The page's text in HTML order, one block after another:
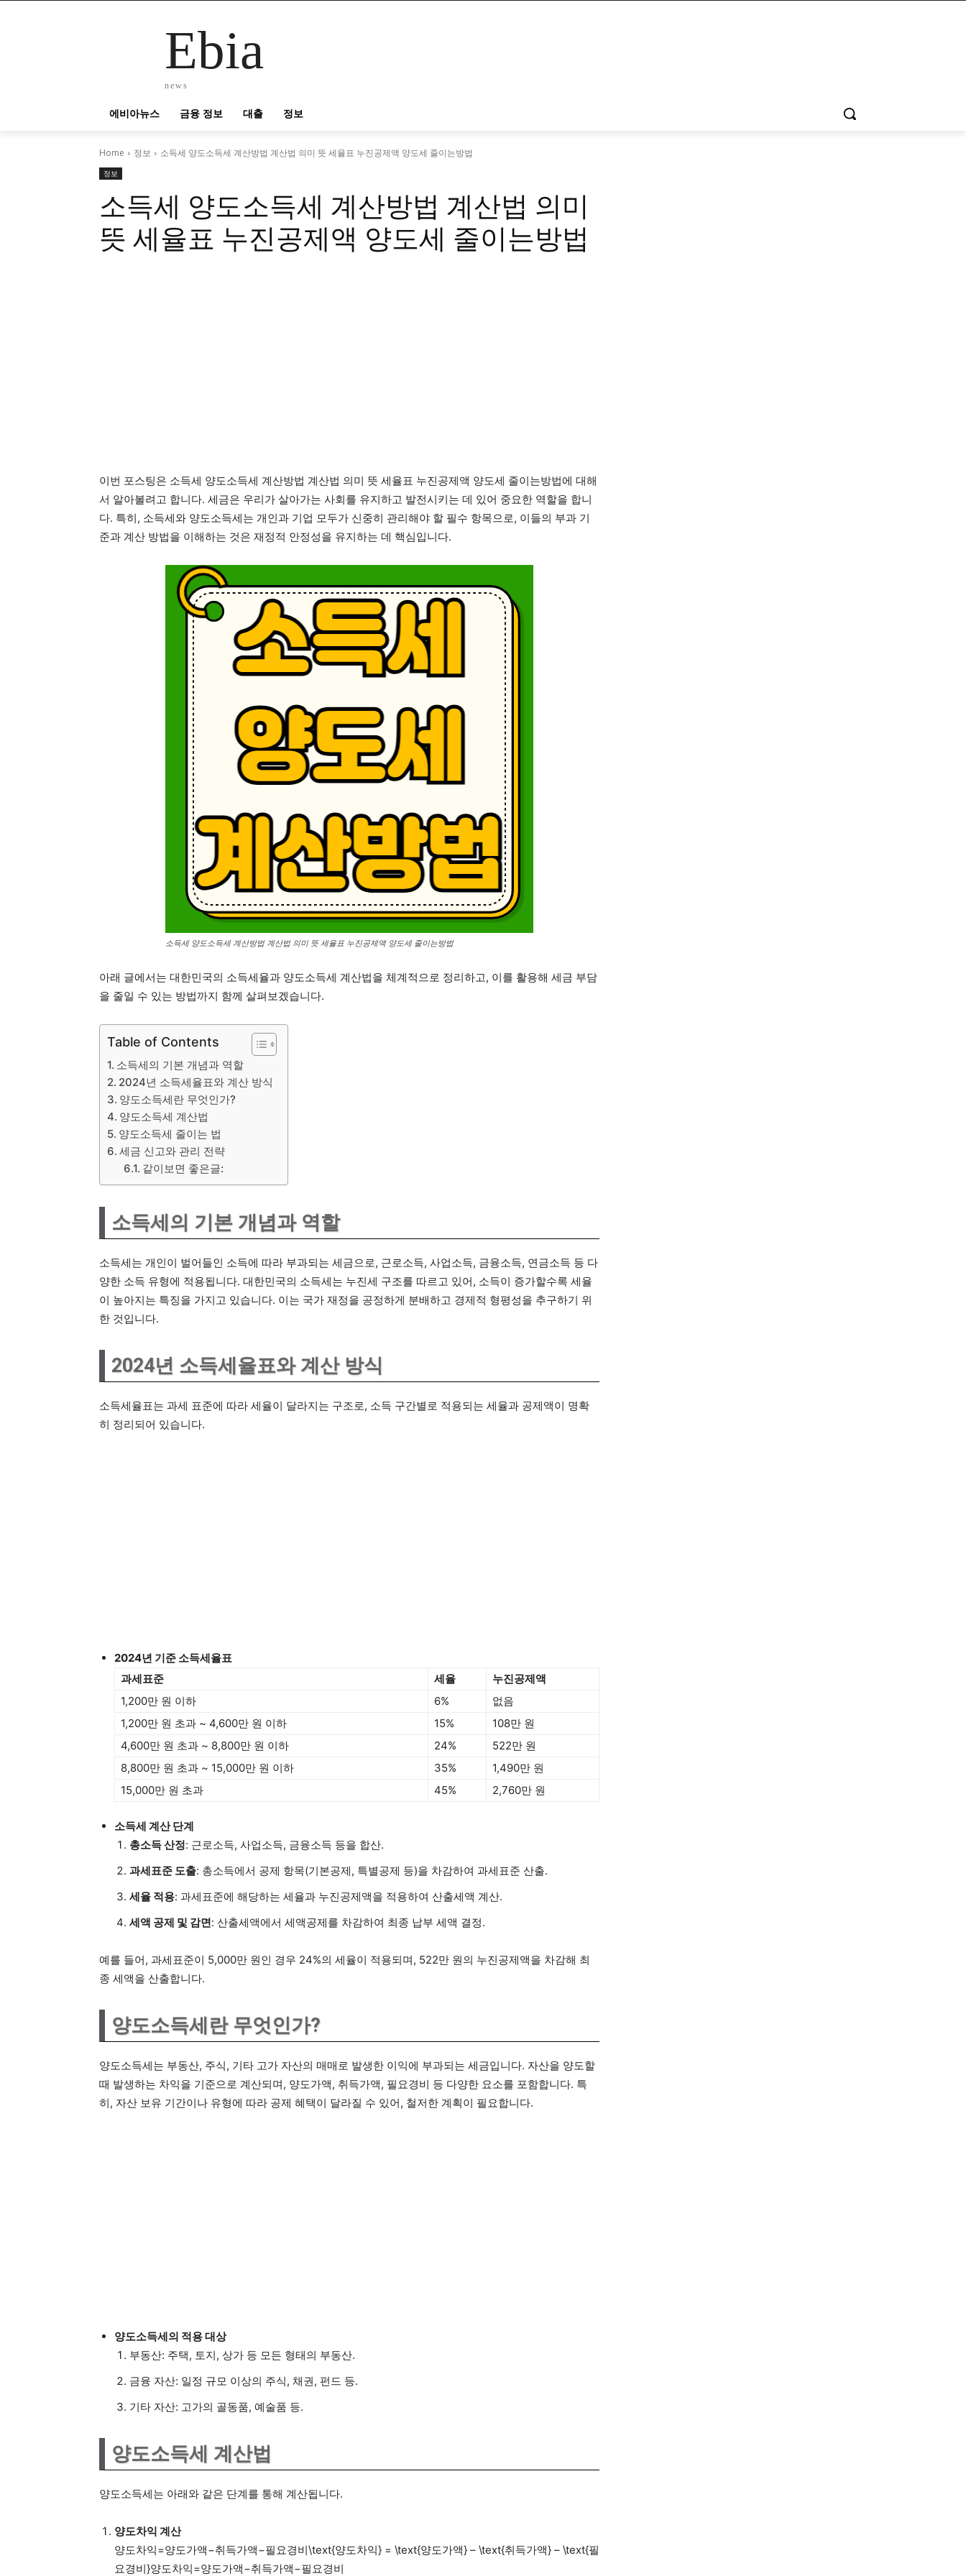
Ebia
news
에비아뉴스 금융 정보 대출 정보
Home 정보 소득세 양도소득세 계산방법 계산법 의미 뜻 세율표 누진공제액 양도세 줄이는방법
정보
소득세 양도소득세 계산방법 계산법 의미
뜻 세율표 누진공제액 양도세 줄이는방법
이번 포스팅은 소득세 양도소득세 계산방법 계산법 의미 뜻 세율표 누진공제액 양도세 줄이는방법에 대해
서 알아볼려고 합니다. 세금은 우리가 살아가는 사회를 유지하고 발전시키는 데 있어 중요한 역할을 합니
다. 특히, 소득세와 양도소득세는 개인과 기업 모두가 신중히 관리해야 할 필수 항목으로, 이들의 부과 기
준과 계산 방법을 이해하는 것은 재정적 안정성을 유지하는 데 핵심입니다.
소득세 양도소득세 계산방법 계산법 의미 뜻 세율표 누진공제액 양도세 줄이는방법
아래 글에서는 대한민국의 소득세율과 양도소득세 계산법을 체계적으로 정리하고, 이를 활용해 세금 부담
을 줄일 수 있는 방법까지 함께 살펴보겠습니다.
Table of Contents
소득세의 기본 개념과 역할
2024년 소득세율표와 계산 방식
양도소득세란 무엇인가?
양도소득세 계산법
양도소득세 줄이는 법
세금 신고와 관리 전략
같이보면 좋은글:
소득세의 기본 개념과 역할
소득세는 개인이 벌어들인 소득에 따라 부과되는 세금으로, 근로소득, 사업소득, 금융소득, 연금소득 등 다
양한 소득 유형에 적용됩니다. 대한민국의 소득세는 누진세 구조를 따르고 있어, 소득이 증가할수록 세율
이 높아지는 특징을 가지고 있습니다. 이는 국가 재정을 공정하게 분배하고 경제적 형평성을 추구하기 위
한 것입니다.
2024년 소득세율표와 계산 방식
소득세율표는 과세 표준에 따라 세율이 달라지는 구조로, 소득 구간별로 적용되는 세율과 공제액이 명확
히 정리되어 있습니다.
2024년 기준 소득세율표
과세표준
세율
누진공제액
1,200만 원 이하
6%
없음
1,200만 원 초과 ~ 4,600만 원 이하
15%
108만 원
4,600만 원 초과 ~ 8,800만 원 이하
24%
522만 원
8,800만 원 초과 ~ 15,000만 원 이하
35%
1,490만 원
15,000만 원 초과
45% 2,760만 원
소득세 계산 단계
총소득 산정: 근로소득, 사업소득, 금융소득 등을 합산.
과세표준 도출: 총소득에서 공제 항목(기본공제, 특별공제 등)을 차감하여 과세표준 산출.
세율 적용: 과세표준에 해당하는 세율과 누진공제액을 적용하여 산출세액 계산.
세액 공제 및 감면: 산출세액에서 세액공제를 차감하여 최종 납부 세액 결정.
예를 들어, 과세표준이 5,000만 원인 경우 24%의 세율이 적용되며, 522만 원의 누진공제액을 차감해 최
종 세액을 산출합니다.
양도소득세란 무엇인가?
양도소득세는 부동산, 주식, 기타 고가 자산의 매매로 발생한 이익에 부과되는 세금입니다. 자산을 양도할
때 발생하는 차익을 기준으로 계산되며, 양도가액, 취득가액, 필요경비 등 다양한 요소를 포함합니다. 특
히, 자산 보유 기간이나 유형에 따라 공제 혜택이 달라질 수 있어, 철저한 계획이 필요합니다.
양도소득세의 적용 대상
부동산: 주택, 토지, 상가 등 모든 형태의 부동산.
금융 자산: 일정 규모 이상의 주식, 채권, 펀드 등.
기타 자산: 고가의 골동품, 예술품 등.
양도소득세 계산법
양도소득세는 아래와 같은 단계를 통해 계산됩니다.
양도차익 계산
양도차익=양도가액−취득가액−필요경비\text{양도차익} = \text{양도가액} – \text{취득가액} – \text{필
요경비}양도차익=양도가액−취득가액−필요경비